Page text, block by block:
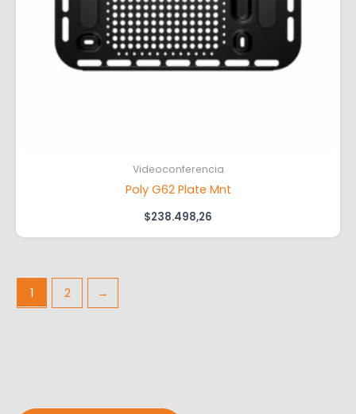
Videoconferencia
Poly G62 Plate Mnt
$238.498,26
1 2 →